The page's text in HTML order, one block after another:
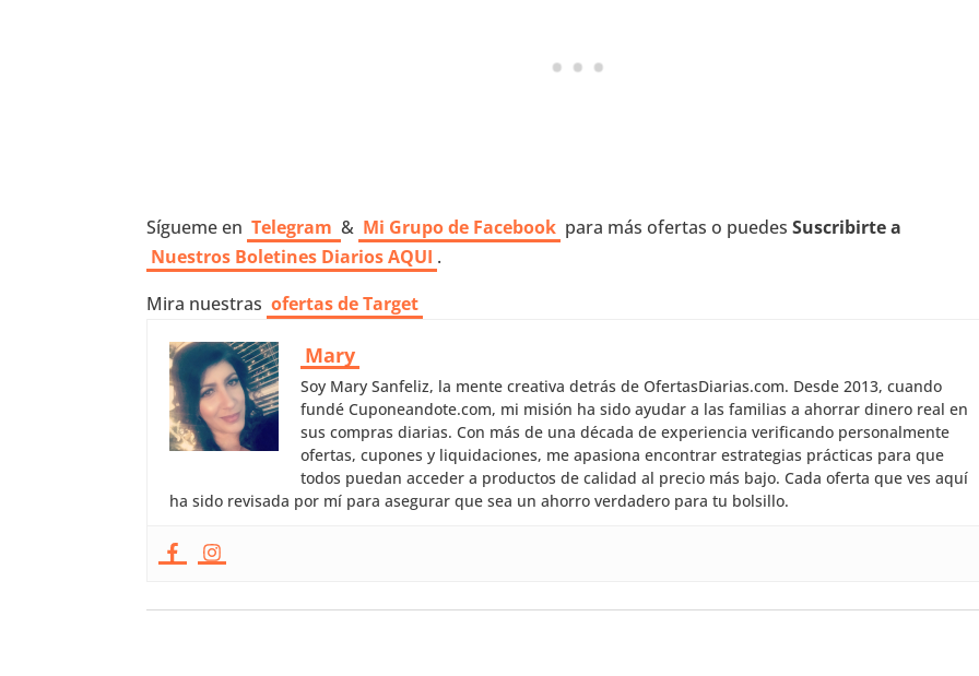
Sígueme en Telegram & Mi Grupo de Facebook para más ofertas o puedesSuscribirte a
Nuestros Boletines Diarios AQUI .
Mira nuestras ofertas de Target
Mary
Soy Mary Sanfeliz, la mente creativa detrás de OfertasDiarias.com. Desde 2013, cuando
fundé Cuponeandote.com, mi misión ha sido ayudar a las familias a ahorrar dinero real en
sus compras diarias. Con más de una década de experiencia verificando personalmente
ofertas, cupones y liquidaciones, me apasiona encontrar estrategias prácticas para que
todos puedan acceder a productos de calidad al precio más bajo. Cada oferta que ves aquí
ha sido revisada por mí para asegurar que sea un ahorro verdadero para tu bolsillo.